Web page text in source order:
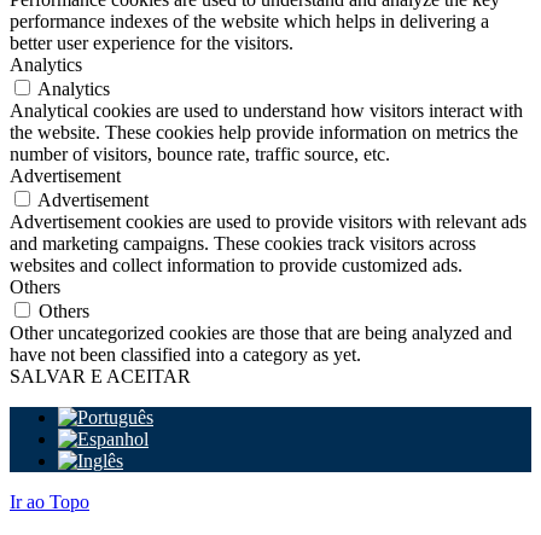
performance indexes of the website which helps in delivering a
better user experience for the visitors.
Analytics
Analytics
Analytical cookies are used to understand how visitors interact with
the website. These cookies help provide information on metrics the
number of visitors, bounce rate, traffic source, etc.
Advertisement
Advertisement
Advertisement cookies are used to provide visitors with relevant ads
and marketing campaigns. These cookies track visitors across
websites and collect information to provide customized ads.
Others
Others
Other uncategorized cookies are those that are being analyzed and
have not been classified into a category as yet.
SALVAR E ACEITAR
Ir ao Topo